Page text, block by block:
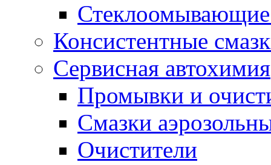
Консистентные
Сервисная автохимия
Промывки и
Смазки
Очистители